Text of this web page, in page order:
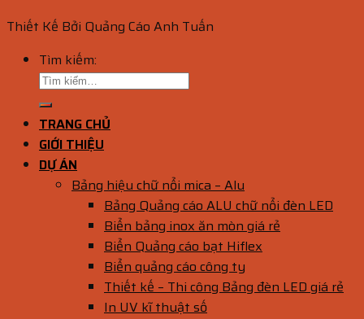
Thiết Kế Bởi Quảng Cáo Anh Tuấn
Tìm kiếm:
TRANG CHỦ
GIỚI THIỆU
DỰ ÁN
Bảng hiệu chữ nổi mica – Alu
Bảng Quảng cáo ALU chữ nổi đèn LED
Biển bảng inox ăn mòn giá rẻ
Biển Quảng cáo bạt Hiflex
Biển quảng cáo công ty
Thiết kế – Thi công Bảng đèn LED giá rẻ
In UV kĩ thuật số